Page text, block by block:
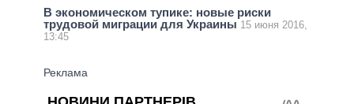
В экономическом тупике: новые риски
трудовой миграции для Украины 15 июня 2016,
13:45